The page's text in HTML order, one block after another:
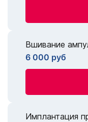
Вшивание
6 000 руб
Имплантация